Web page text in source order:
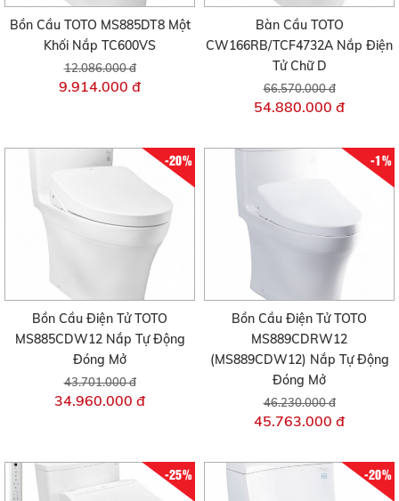
Bồn Cầu TOTO MS885DT8 Một
Khối Nắp TC600VS
12.086.000 đ
9.914.000 đ
Bàn Cầu TOTO
CW166RB/TCF4732A Nắp Điện
Tử Chữ D
66.570.000 đ
54.880.000 đ
-20%
Bồn Cầu Điện Tử TOTO
MS885CDW12 Nắp Tự Động
Đóng Mở
43.701.000 đ
34.960.000 đ
-1%
Bồn Cầu Điện Tử TOTO
MS889CDRW12
(MS889CDW12) Nắp Tự Động
Đóng Mở
46.230.000 đ
45.763.000 đ
-25% -20%